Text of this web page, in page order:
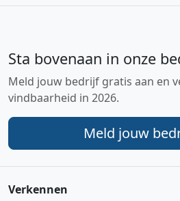
Sta bovenaan in onze
Meld jouw bedrijf gratis aan en
vindbaarheid in 2026.
Meld jouw
Verkennen